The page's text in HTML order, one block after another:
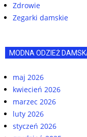
Zdrowie
Zegarki damskie
MODNA ODZIEŻ
maj 2026
kwiecień 2026
marzec 2026
luty 2026
styczeń 2026